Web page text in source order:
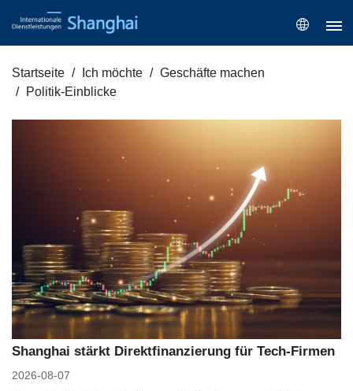
Startseite Ich möchte
Geschäfte machen
Politik-Einblicke
Shanghai stärkt Direktfinanzierung für Tech-Firmen
2026-08-07